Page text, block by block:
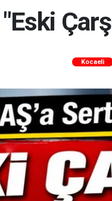
"Eski
Kocaeli